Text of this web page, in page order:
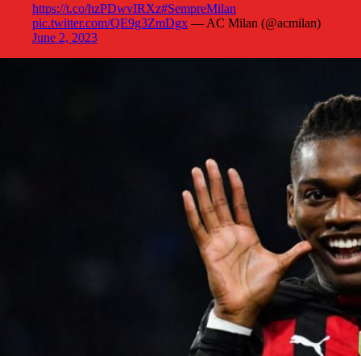
https://t.co/hzPDwvIRXz#SempreMilan
pic.twitter.com/QE9g3ZmDgx — AC Milan (@acmilan)
June 2, 2023